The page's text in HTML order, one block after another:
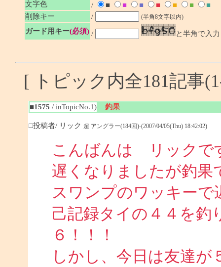
文字色
/ ■ ■ ■ ■ ■ ■
■
削除キー
/ (半角8文字以内)
ガード用キー(必須) / と半角で入力
[ トピック内全181記
■1575 / inTopicNo.1) 釣果
□投稿者/ リック 超 アングラー(184回)-(2007/04/05(Thu) 18:42:02)
こんばんは リックで
遅くなりましたが釣果
スワンプのワッキー
己記録タイの４４を釣
６！！！
しかし、今日は友達